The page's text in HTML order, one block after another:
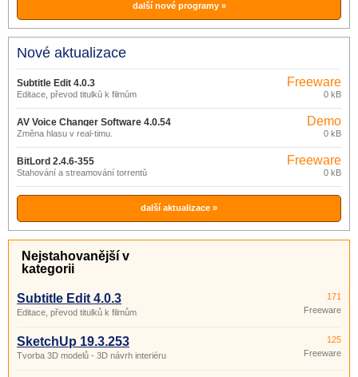
další nové programy »
Nové aktualizace
Subtitle Edit 4.0.3
Editace, převod titulků k filmům
Freeware
0 kB
AV Voice Changer Software 4.0.54
Změna hlasu v real-timu.
Demo
0 kB
BitLord 2.4.6-355
Stahování a streamování torrentů
Freeware
0 kB
další aktualizace »
Nejstahovanější v
kategorii
Subtitle Edit 4.0.3
Editace, převod titulků k filmům
171
Freeware
SketchUp 19.3.253
Tvorba 3D modelů - 3D návrh interiéru
125
Freeware